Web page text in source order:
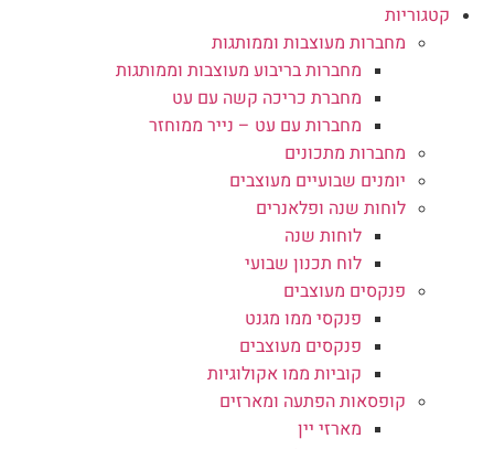
קטגוריות
מחברות מעוצבות וממותגות
מחברות בריבוע מעוצבות וממותגות
מחברת כריכה קשה עם עט
מחברות עם עט – נייר ממוחזר
מחברות מתכונים
יומנים שבועיים מעוצבים
לוחות שנה ופלאנרים
לוחות שנה
לוח תכנון שבועי
פנקסים מעוצבים
פנקסי ממו מגנט
פנקסים מעוצבים
קוביות ממו אקולוגיות
קופסאות הפתעה ומארזים
מארזי יין